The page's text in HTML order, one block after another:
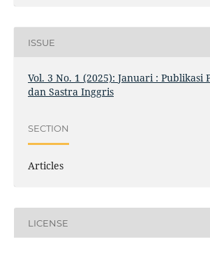
ISSUE
Vol. 3 No. 1 (2025): Januari : Publikasi
dan Sastra Inggris
SECTION
Articles
LICENSE